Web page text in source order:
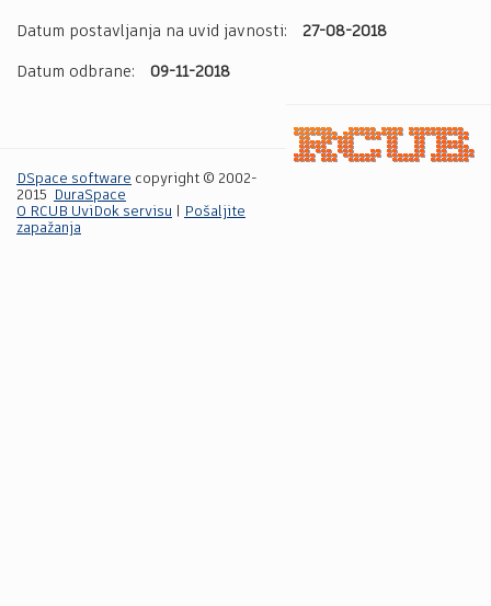
Datum postavljanja na uvid javnosti: 27-08-2018
Datum odbrane: 09-11-2018
DSpace software copyright © 2002-
2015
DuraSpace
O RCUB UviDok servisu
Pošaljite
zapažanja